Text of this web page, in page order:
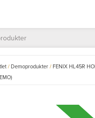
/Demoprodukter /FENIX HL45R